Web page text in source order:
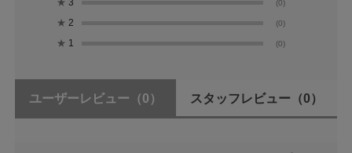
★ 3 (0)
★ 2 (0)
★ 1 (0)
ユーザーレビュー （0） スタッフレビュー （0）